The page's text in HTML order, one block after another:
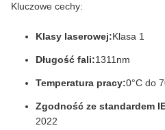
Kluczowe cechy:
Klasy laserowej:Klasa 1
Długość fali:1311nm
Temperatura pracy:0°C do
Zgodność ze standardem
2022